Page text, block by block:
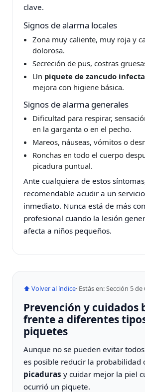
clave.
Signos de alarma locales
Zona muy caliente, muy roja y
dolorosa.
Secreción de pus, costras
Un piquete de zancudo
mejora con higiene básica.
Signos de alarma generales
Dificultad para respirar,
en la garganta o en el pecho.
Mareos, náuseas, vómitos o
Ronchas en todo el cuerpo
picadura puntual.
Ante cualquiera de estos
recomendable acudir a un
inmediato. Nunca está de más
profesional cuando la lesión
afecta a niños pequeños.
⬆ Volver al índice· Estás en: Sección 5 de
Prevención y cuidados
frente a diferentes
piquetes
Aunque no se pueden evitar
es posible reducir la probabilidad
picaduras y cuidar mejor la piel
ocurrió un piquete.